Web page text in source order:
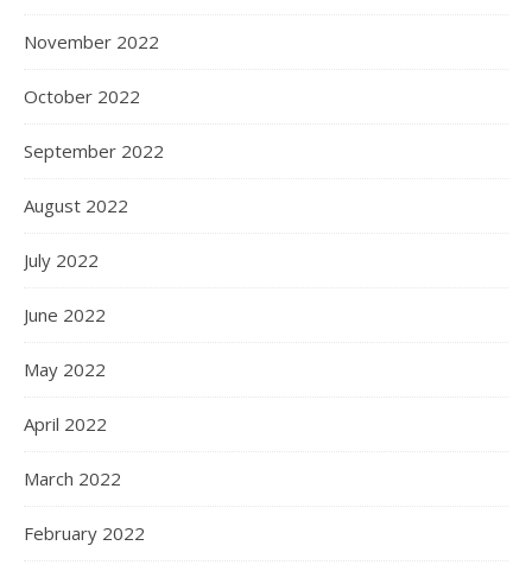
November 2022
October 2022
September 2022
August 2022
July 2022
June 2022
May 2022
April 2022
March 2022
February 2022